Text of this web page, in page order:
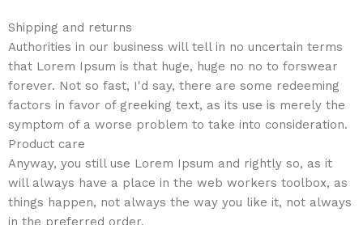
Shipping and returns
Authorities in our business will tell in no uncertain terms
that Lorem Ipsum is that huge, huge no no to forswear
forever. Not so fast, I'd say, there are some redeeming
factors in favor of greeking text, as its use is merely the
symptom of a worse problem to take into consideration.
Product care
Anyway, you still use Lorem Ipsum and rightly so, as it
will always have a place in the web workers toolbox, as
things happen, not always the way you like it, not always
in the preferred order.